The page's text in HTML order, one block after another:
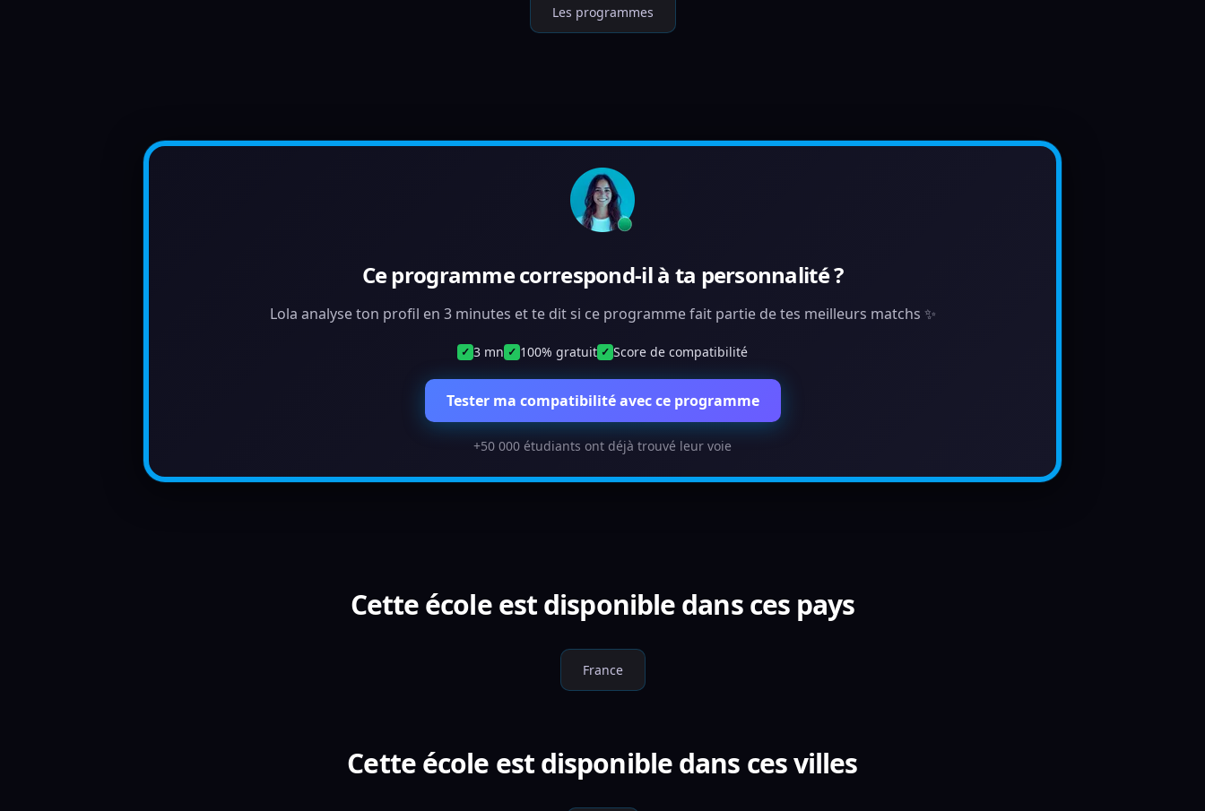
Les programmes
Ce programme correspond-il à ta personnalité ?
Lola analyse ton profil en 3 minutes et te dit si ce programme fait partie de tes meilleurs matchs ✨
✓ 3 mn ✓ 100% gratuit ✓ Score de compatibilité
Tester ma compatibilité avec ce programme
+50 000 étudiants ont déjà trouvé leur voie
Cette école est disponible dans ces pays
France
Cette école est disponible dans ces villes